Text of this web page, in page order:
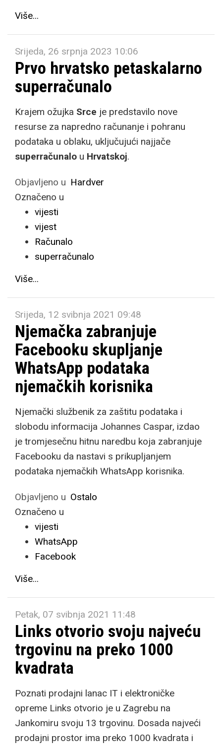
Više...
Srijeda, 26 srpnja 2023 10:06
Prvo hrvatsko petaskalarno
superračunalo
Krajem ožujka Srce je predstavilo nove
resurse za napredno računanje i pohranu
podataka u oblaku, uključujući najjače
superračunalo u Hrvatskoj.
Objavljeno u Hardver
Označeno u
vijesti
vijest
Računalo
superračunalo
Više...
Srijeda, 12 svibnja 2021 09:48
Njemačka zabranjuje
Facebooku skupljanje
WhatsApp podataka
njemačkih korisnika
Njemački službenik za zaštitu podataka i
slobodu informacija Johannes Caspar, izdao
je tromjesečnu hitnu naredbu koja zabranjuje
Facebooku da nastavi s prikupljanjem
podataka njemačkih WhatsApp korisnika.
Objavljeno u Ostalo
Označeno u
vijesti
WhatsApp
Facebook
Više...
Petak, 07 svibnja 2021 11:48
Links otvorio svoju najveću
trgovinu na preko 1000
kvadrata
Poznati prodajni lanac IT i elektroničke
opreme Links otvorio je u Zagrebu na
Jankomiru svoju 13 trgovinu. Dosada najveći
prodajni prostor ima preko 1000 kvadrata i